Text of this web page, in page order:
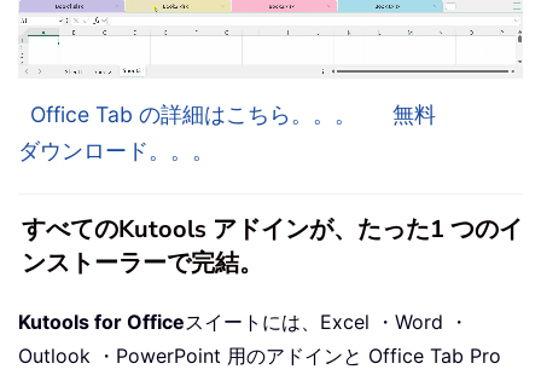
Office Tab の詳細はこちら。。。
無料
ダウンロード。。。
すべてのKutools アドインが、たった1 つのイ
ンストーラーで完結。
Kutools for Officeスイートには、Excel ・Word ・
Outlook ・PowerPoint 用のアドインと Office Tab Pro